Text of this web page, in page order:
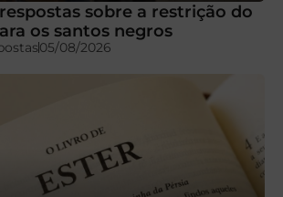
sobre a restrição do
os santos negros
05/08/2026